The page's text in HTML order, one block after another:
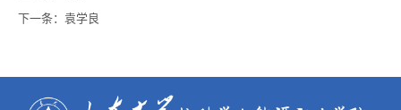
下一条： 袁学良